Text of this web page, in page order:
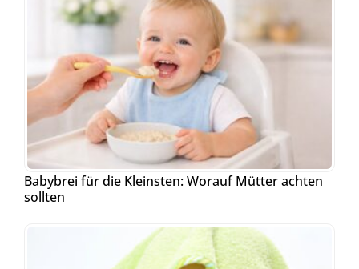
Babybrei für die Kleinsten: Worauf Mütter achten
sollten